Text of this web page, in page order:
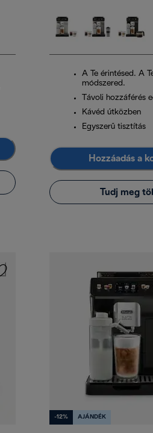
A Te érintésed. A
módszered.
Távoli hozzáférés
Kávéd útközben
Egyszerű tisztítás
Hozzáadás a
Tudj meg
-12% AJÁNDÉK